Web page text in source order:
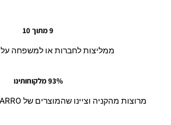
9 מתוך 10
ממליצות לחברות או למשפחה על NAVARRO
93% מלקוחותינו
מרוצות מהקניה וציינו שהמוצרים של NAVARRO איכותיים ביותר